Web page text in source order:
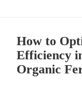
How to
Efficiency
Organic